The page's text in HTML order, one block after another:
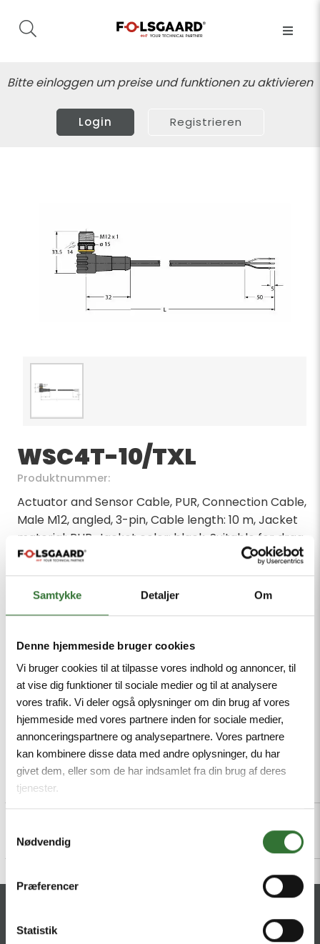
Samtykke Detaljer Om
Denne hjemmeside bruger cookies
Vi bruger cookies til at tilpasse vores indhold og annoncer, til
at vise dig funktioner til sociale medier og til at analysere
vores trafik. Vi deler også oplysninger om din brug af vores
hjemmeside med vores partnere inden for sociale medier,
annonceringspartnere og analysepartnere. Vores partnere
kan kombinere disse data med andre oplysninger, du har
givet dem, eller som de har indsamlet fra din brug af deres
tjenester.
Nødvendig
Præferencer
Statistik
Bitte einloggen um preise und funktionen zu aktivieren
Login Registrieren
WSC4T-10/TXL
Produktnummer:
Actuator and Sensor Cable, PUR, Connection Cable,
Male M12, angled, 3-pin, Cable length: 10 m, Jacket
material: PUR, Jacket color: black, Suitable for drag
chain use, Resistant to chemicals, UV radiation and
oils, Flame-retardant (FT2 in accordance with UL
1581, IEC 60332-2-2), Free from halogen, silicone,
IP67, IP69K
Mindestbestellmenge: 1
Beschreibung